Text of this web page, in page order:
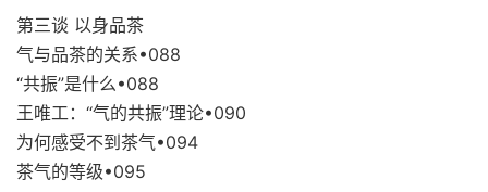
第三谈 以身品茶
气与品茶的关系•088
“共振”是什么•088
王唯工：“气的共振”理论•090
为何感受不到茶气•094
茶气的等级•095